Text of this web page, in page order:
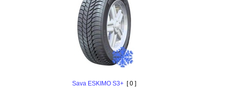
Sava ESKIMO S3+[ 0 ]